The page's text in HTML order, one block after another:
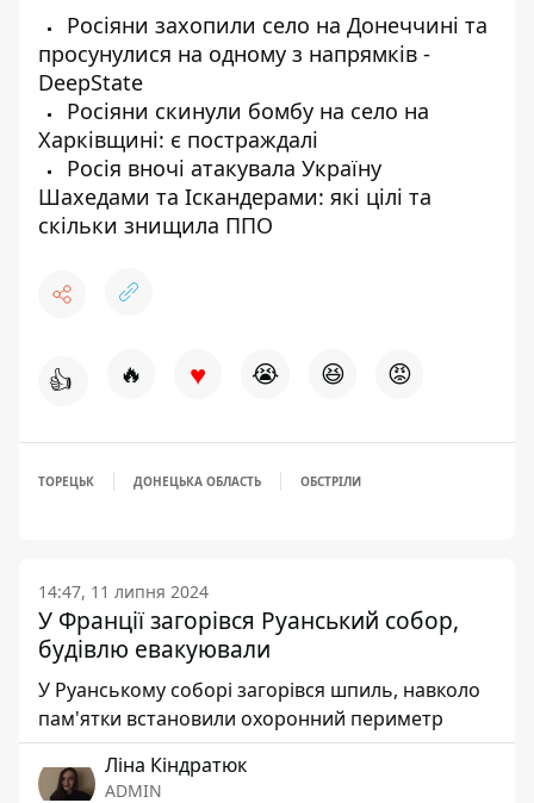
Росіяни захопили село на Донеччині та
просунулися на одному з напрямків -
DeepState
Росіяни скинули бомбу на село на
Харківщині: є постраждалі
Росія вночі атакувала Україну
Шахедами та Іскандерами: які цілі та
скільки знищила ППО
👍 🔥 ♥ 😭 😆 😡
ТОРЕЦЬК ДОНЕЦЬКА ОБЛАСТЬ ОБСТРІЛИ
14:47, 11 липня 2024
У Франції загорівся Руанський собор,
будівлю евакуювали
У Руанському соборі загорівся шпиль, навколо
пам'ятки встановили охоронний периметр
Ліна Кіндратюк
ADMIN